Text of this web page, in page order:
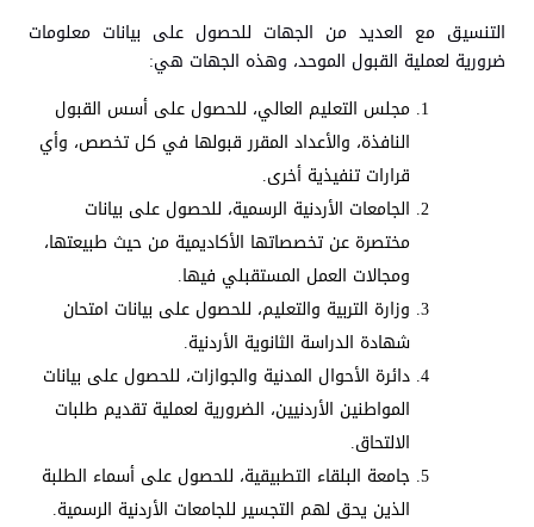
التنسيق مع العديد من الجهات للحصول على بيانات معلومات
ضرورية لعملية القبول الموحد، وهذه الجهات هي:
مجلس التعليم العالي، للحصول على أسس القبول
النافذة، والأعداد المقرر قبولها في كل تخصص، وأي
قرارات تنفيذية أخرى.
الجامعات الأردنية الرسمية، للحصول على بيانات
مختصرة عن تخصصاتها الأكاديمية من حيث طبيعتها،
ومجالات العمل المستقبلي فيها.
وزارة التربية والتعليم، للحصول على بيانات امتحان
شهادة الدراسة الثانوية الأردنية.
دائرة الأحوال المدنية والجوازات، للحصول على بيانات
المواطنين الأردنيين، الضرورية لعملية تقديم طلبات
الالتحاق.
جامعة البلقاء التطبيقية، للحصول على أسماء الطلبة
الذين يحق لهم التجسير للجامعات الأردنية الرسمية.